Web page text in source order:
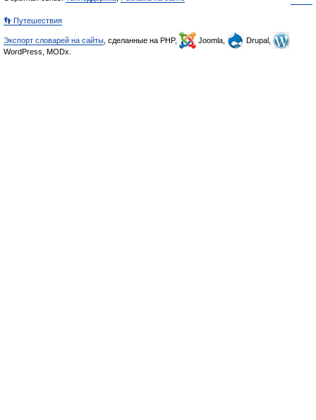
👣 Путешествия
Экспорт словарей на сайты , сделанные на PHP, Joomla,
Drupal,
WordPress, MODx.